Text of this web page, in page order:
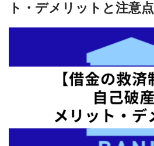
ト・デメリットと注意点